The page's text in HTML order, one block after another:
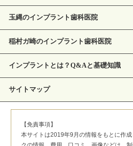
玉縄のインプラント歯科医院
稲村ガ崎のインプラント歯科医院
インプラントとは？Q&Aと基礎知識
サイトマップ
【免責事項】
本サイトは2019年9月の情報をもとに作